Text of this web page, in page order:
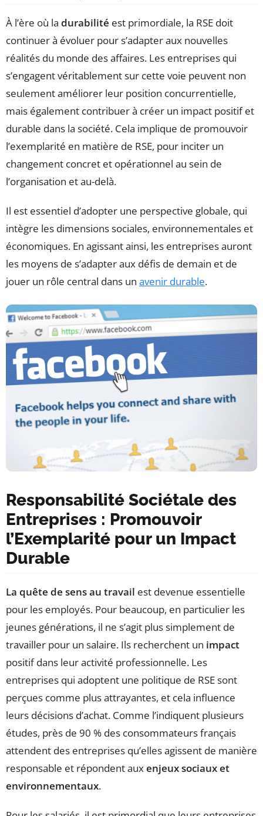
À l’ère où la durabilité est primordiale, la RSE doit
continuer à évoluer pour s’adapter aux nouvelles
réalités du monde des affaires. Les entreprises qui
s’engagent véritablement sur cette voie peuvent non
seulement améliorer leur position concurrentielle,
mais également contribuer à créer un impact positif et
durable dans la société. Cela implique de promouvoir
l’exemplarité en matière de RSE, pour inciter un
changement concret et opérationnel au sein de
l’organisation et au-delà.
Il est essentiel d’adopter une perspective globale, qui
intègre les dimensions sociales, environnementales et
économiques. En agissant ainsi, les entreprises auront
les moyens de s’adapter aux défis de demain et de
jouer un rôle central dans un avenir durable.
Responsabilité Sociétale des
Entreprises : Promouvoir
l’Exemplarité pour un Impact
Durable
La quête de sens au travail est devenue essentielle
pour les employés. Pour beaucoup, en particulier les
jeunes générations, il ne s’agit plus simplement de
travailler pour un salaire. Ils recherchent un impact
positif dans leur activité professionnelle. Les
entreprises qui adoptent une politique de RSE sont
perçues comme plus attrayantes, et cela influence
leurs décisions d’achat. Comme l’indiquent plusieurs
études, près de 90 % des consommateurs français
attendent des entreprises qu’elles agissent de manière
responsable et répondent auxenjeux sociaux et
environnementaux.